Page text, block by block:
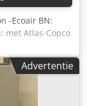
-Ecoair BN:
met Atlas-Copco
42 stuks
Advertentie